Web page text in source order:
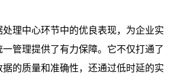
理中心环节中的优良表现，为企业实
管理提供了有力保障。它不仅打通了
的质量和准确性，还通过低时延的实